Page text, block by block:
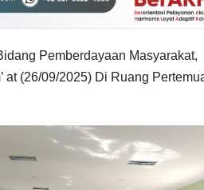
Pemberdayaan Masyarakat,
at (26/09/2025) Di Ruang